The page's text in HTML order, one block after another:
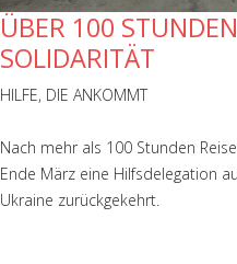
ÜBER 100
SOLIDARITÄT
HILFE, DIE ANKOMMT
Nach mehr als 100 Stunden
Ende März eine Hilfsdelegation
Ukraine zurückgekehrt.